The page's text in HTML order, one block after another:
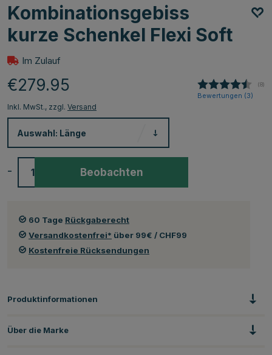
Kombinationsgebiss
kurze Schenkel Flexi Soft
Im Zulauf
€279.95 (8)
Bewertungen (3)
Inkl. MwSt., zzgl. Versand
Auswahl: Länge
- Beobachten
60 Tage Rückgaberecht
Versandkostenfrei* über 99€ / CHF99
Kostenfreie Rücksendungen
Produktinformationen
Über die Marke